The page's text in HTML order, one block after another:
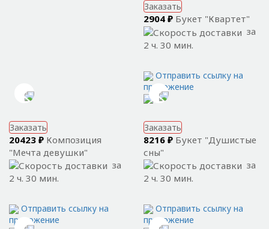
Заказать
2904 ₽ Букет "Квартет"
за
2 ч. 30 мин.
Отправить ссылку на
приложение
Заказать
20423 ₽ Композиция
"Мечта девушки"
за
2 ч. 30 мин.
Отправить ссылку на
приложение
Заказать
8216 ₽ Букет "Душистые
сны"
за
2 ч. 30 мин.
Отправить ссылку на
приложение